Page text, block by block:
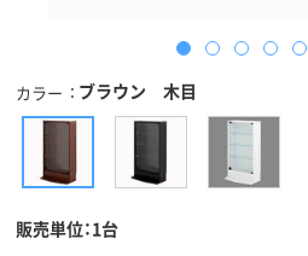
カラー ブラウン 木目
販売単位：1台